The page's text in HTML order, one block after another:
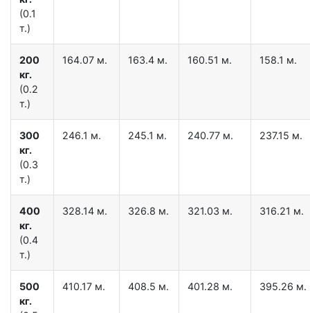
(0.1
т.)
200
кг.
(0.2
т.)
164.07 м. 163.4 м. 160.51 м. 158.1 м.
300
кг.
(0.3
т.)
246.1 м. 245.1 м. 240.77 м. 237.15 м.
400
кг.
(0.4
т.)
328.14 м. 326.8 м. 321.03 м. 316.21 м.
500
кг.
410.17 м. 408.5 м. 401.28 м. 395.26 м.